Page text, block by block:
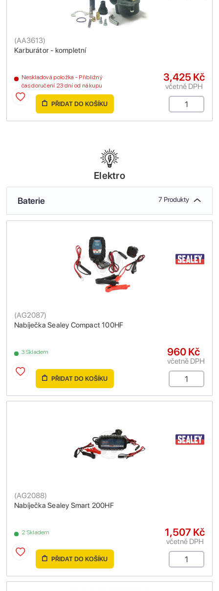
Karburátor - kompletní
(AA3613)
Neskladová položka - Přibližný
čas doručení 23 dní od nákupu
3,425 Kč
včetně DPH
PŘIDAT DO KOŠÍKU
Elektro
Baterie 7 Produkty
Nabíječka Sealey Compact 100HF
(AG2087)
3 Skladem 960 Kč
včetně DPH
PŘIDAT DO KOŠÍKU
Nabíječka Sealey Smart 200HF
(AG2088)
2 Skladem 1,507 Kč
včetně DPH
PŘIDAT DO KOŠÍKU